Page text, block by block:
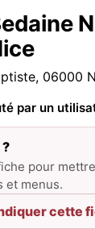
06000
par un
pour
et menus.
cette